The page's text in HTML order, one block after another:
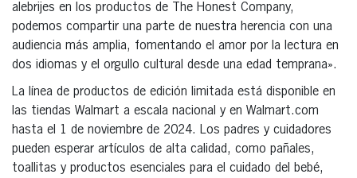
alebrijes en los productos de The Honest Company,
podemos compartir una parte de nuestra herencia con una
audiencia más amplia, fomentando el amor por la lectura en
dos idiomas y el orgullo cultural desde una edad temprana».
La línea de productos de edición limitada está disponible en
las tiendas Walmart a escala nacional y en Walmart.com
hasta el 1 de noviembre de 2024. Los padres y cuidadores
pueden esperar artículos de alta calidad, como pañales,
toallitas y productos esenciales para el cuidado del bebé,